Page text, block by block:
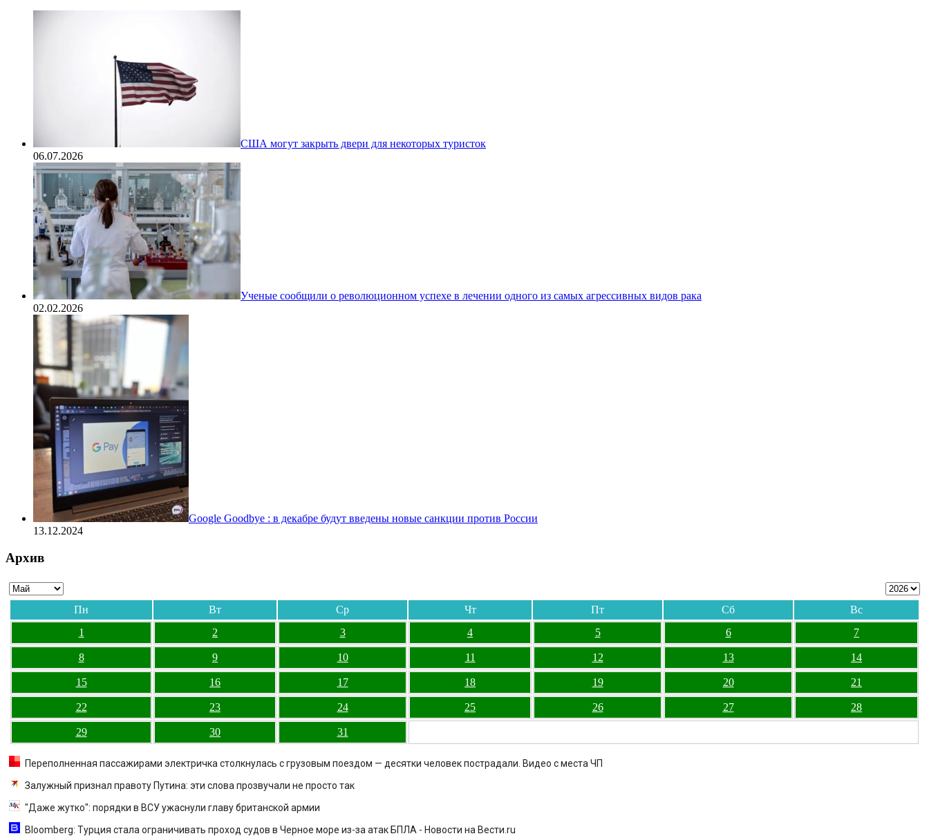
США могут закрыть двери для некоторых туристок
06.07.2026
Ученые сообщили о революционном успехе в лечении одного из самых агрессивных видов рака
02.02.2026
Google Goodbye : в декабре будут введены новые санкции против России
13.12.2024
Архив
Пн Вт Ср Чт Пт Сб
Вс
1
2 3 4 5 6 7
8 9 10 11 12 13 14
15 16 17 18 19 20 21
22 23 24 25 26 27 28
29 30 31
Переполненная пассажирами электричка столкнулась с грузовым поездом — десятки человек пострадали. Видео с места ЧП
Залужный признал правоту Путина: эти слова прозвучали не просто так
"Даже жутко": порядки в ВСУ ужаснули главу британской армии
Bloomberg: Турция стала ограничивать проход судов в Черное море из-за атак БПЛА - Новости на Вести.ru